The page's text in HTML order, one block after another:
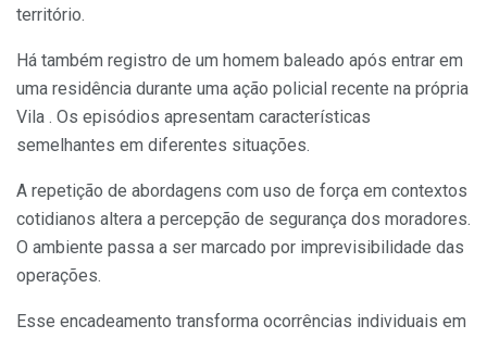
território.
Há também registro de um homem baleado após entrar em
uma residência durante uma ação policial recente na própria
Vila . Os episódios apresentam características
semelhantes em diferentes situações.
A repetição de abordagens com uso de força em contextos
cotidianos altera a percepção de segurança dos moradores.
O ambiente passa a ser marcado por imprevisibilidade das
operações.
Esse encadeamento transforma ocorrências individuais em